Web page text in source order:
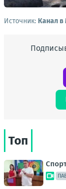
Источник: Канал
Топ